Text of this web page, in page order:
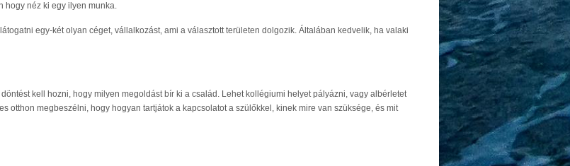
hogy néz ki egy ilyen munka.
egy-két olyan céget, vállalkozást, ami a választott területen dolgozik. Általában kedvelik, ha valaki
kell hozni, hogy milyen megoldást bír ki a család. Lehet kollégiumi helyet pályázni, vagy albérletet
otthon megbeszélni, hogy hogyan tartjátok a kapcsolatot a szülőkkel, kinek mire van szüksége, és mit